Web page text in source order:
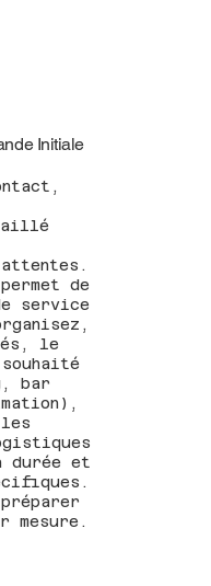
Initiale
de
service
le
bar
durée et
mesure.